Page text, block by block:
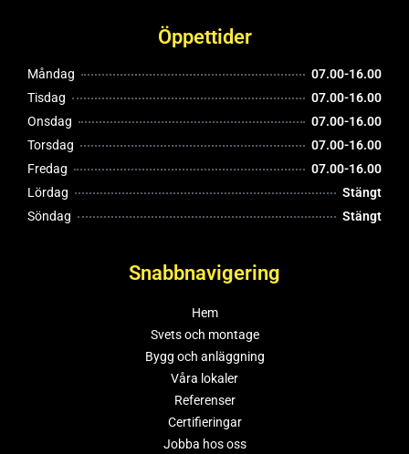
Öppettider
Måndag
07.00-16.00
Tisdag
07.00-16.00
Onsdag
07.00-16.00
Torsdag
07.00-16.00
Fredag
07.00-16.00
Lördag
Stängt
Söndag
Stängt
Snabbnavigering
Hem
Svets och montage
Bygg och anläggning
Våra lokaler
Referenser
Certifieringar
Jobba hos oss